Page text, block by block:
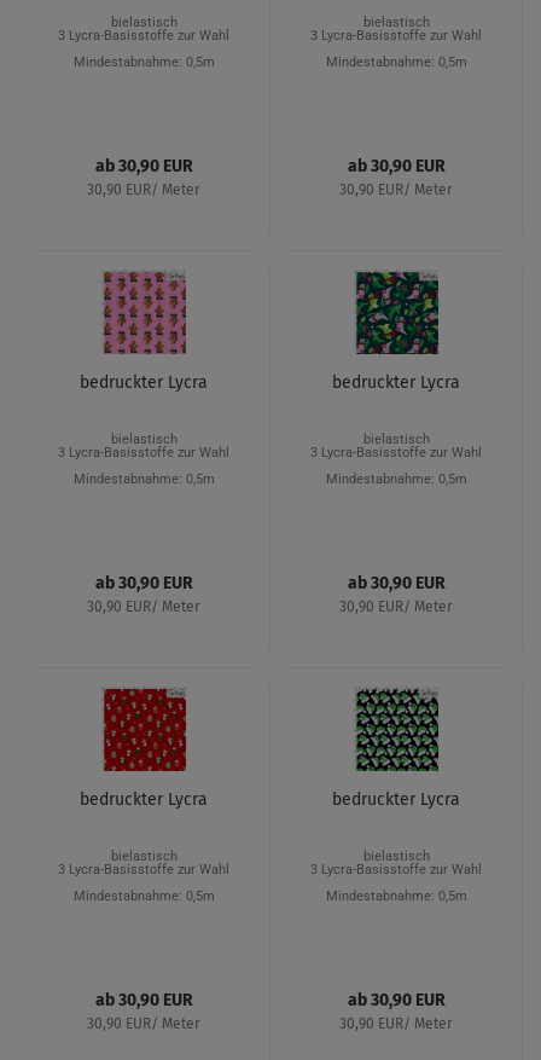
bielastisch
3 Lycra-Basisstoffe zur Wahl
Mindestabnahme: 0,5m
ab 30,90 EUR
30,90 EUR/ Meter
bielastisch
3 Lycra-Basisstoffe zur Wahl
Mindestabnahme: 0,5m
ab 30,90 EUR
30,90 EUR/ Meter
bedruckter Lycra
bielastisch
3 Lycra-Basisstoffe zur Wahl
Mindestabnahme: 0,5m
ab 30,90 EUR
30,90 EUR/ Meter
bedruckter Lycra
bielastisch
3 Lycra-Basisstoffe zur Wahl
Mindestabnahme: 0,5m
ab 30,90 EUR
30,90 EUR/ Meter
bedruckter Lycra
bielastisch
3 Lycra-Basisstoffe zur Wahl
Mindestabnahme: 0,5m
ab 30,90 EUR
30,90 EUR/ Meter
bedruckter Lycra
bielastisch
3 Lycra-Basisstoffe zur Wahl
Mindestabnahme: 0,5m
ab 30,90 EUR
30,90 EUR/ Meter